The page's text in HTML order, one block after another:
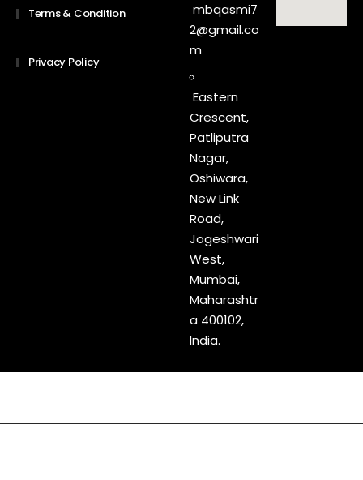
Terms & Condition
Privacy Policy
mbqasmi7
2@gmail.co
m
Eastern
Crescent,
Patliputra
Nagar,
Oshiwara,
New Link
Road,
Jogeshwari
West,
Mumbai,
Maharashtr
a 400102,
India.